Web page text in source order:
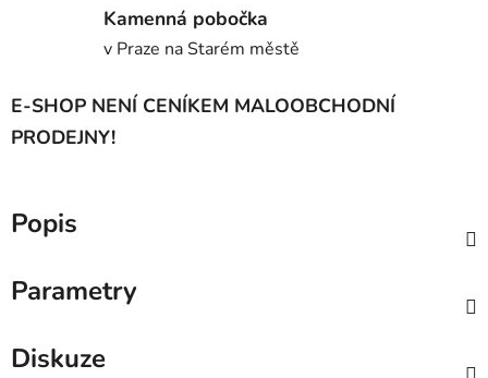
Kamenná pobočka
v Praze na Starém městě
E-SHOP NENÍ CENÍKEM MALOOBCHODNÍ
PRODEJNY!
Popis
Parametry
Diskuze